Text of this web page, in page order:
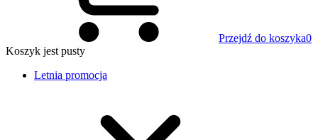
Przejdź do koszyka0
Koszyk jest pusty
Letnia promocja